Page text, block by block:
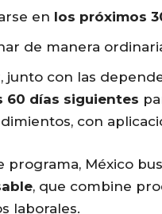
en los próximos
de manera
junto con las
60 días siguientes
con
programa, México
, que combine
laborales.